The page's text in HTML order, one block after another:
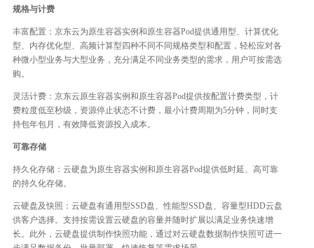
规格与计费
丰富配置：京东云为原生容器实例和原生容器Pod提供通用型、计算优化
型、内存优化型、高频计算型四种不同不同规格类型和配置，轻松应对各
种微小型业务与大型业务，充分满足不同业务类型的需求，用户可按需选
购。
灵活计费：京东云原生容器实例和原生容器Pod提供按配置计费类型，计
费粒度低至秒级，资源停止状态不计费，最小计费周期为5分钟，同时支
持包年包月，有效降低资源投入成本。
可靠存储
持久化存储：云硬盘为原生容器实例和原生容器Pod提供低时延、高可靠
的持久化存储。
云硬盘及快照：云硬盘有通用型SSD盘、性能型SSD盘、容量型HDD云盘
供客户选择。支持按需设置云硬盘的容量并随时扩展以满足业务快速增
长。此外，云硬盘提供制作快照功能，通过对云硬盘数据制作快照可进一